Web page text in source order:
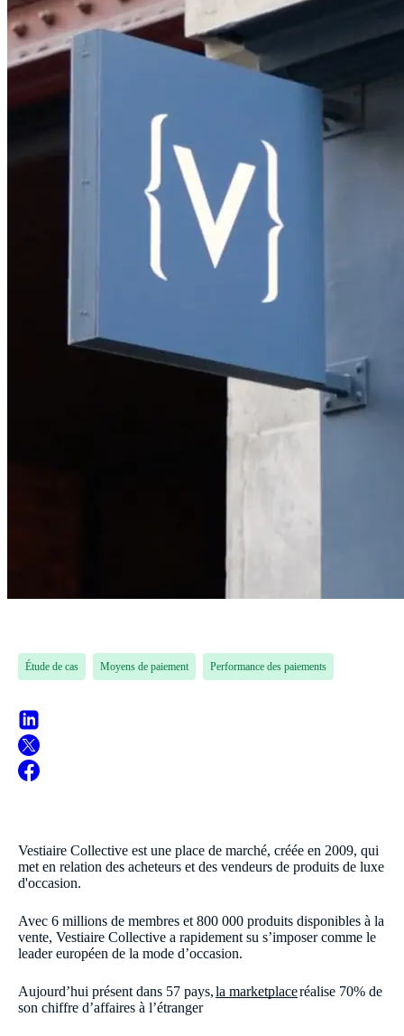
Étude de cas Moyens de paiement Performance des paiements
Vestiaire Collective est une place de marché, créée en 2009, qui
met en relation des acheteurs et des vendeurs de produits de luxe
d'occasion.
Avec 6 millions de membres et 800 000 produits disponibles à la
vente, Vestiaire Collective a rapidement su s’imposer comme le
leader européen de la mode d’occasion.
Aujourd’hui présent dans 57 pays,la marketplaceréalise 70% de
son chiffre d’affaires à l’étranger